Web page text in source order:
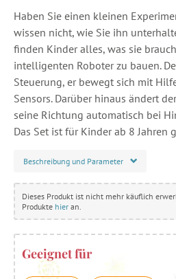
Haben Sie einen kleinen
wissen nicht, wie Sie ihn
finden Kinder alles, was sie
intelligenten Roboter zu bauen.
Steuerung, er bewegt sich mit
Sensors. Darüber hinaus ändert
seine Richtung automatisch bei
Das Set ist für Kinder ab 8 Jahren
Beschreibung und Parameter
Dieses Produkt ist nicht mehr käuflich
Produkte hier an.
Geeignet für